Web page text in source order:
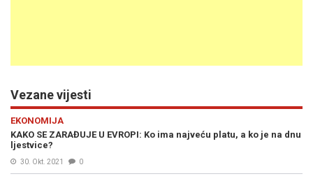
Vezane vijesti
EKONOMIJA
KAKO SE ZARAĐUJE U EVROPI: Ko ima najveću platu, a ko je na dnu
ljestvice?
30. Okt. 2021 0